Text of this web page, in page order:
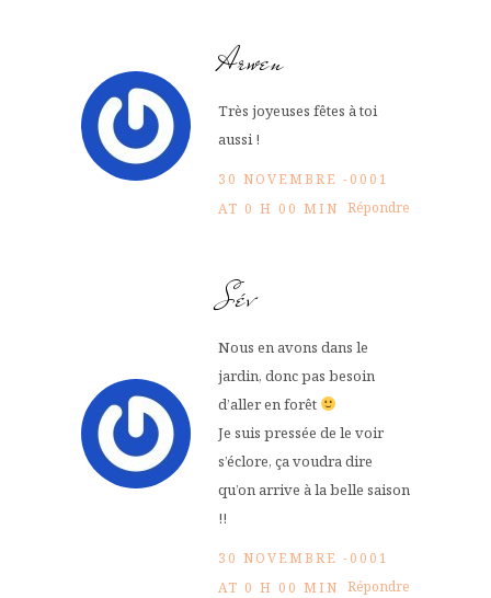
Arwen
Très joyeuses fêtes à toi
aussi !
30 NOVEMBRE -0001
AT 0 H 00 MIN Répondre
Sév
Nous en avons dans le
jardin, donc pas besoin
d’aller en forêt
Je suis pressée de le voir
s’éclore, ça voudra dire
qu’on arrive à la belle saison
!!
30 NOVEMBRE -0001
AT 0 H 00 MIN Répondre